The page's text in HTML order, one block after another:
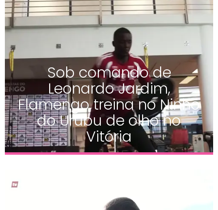
Sob comando de
Leonardo Jardim,
Flamengo treina no Ninho
do Urubu de olho no
Vitória